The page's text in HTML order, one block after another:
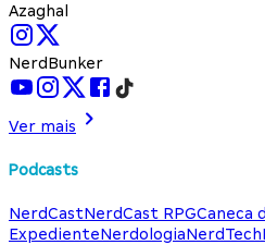
Azaghal
NerdBunker
Ver mais
Podcasts
NerdCastNerdCast RPGCaneca
ExpedienteNerdologiaNerdTech